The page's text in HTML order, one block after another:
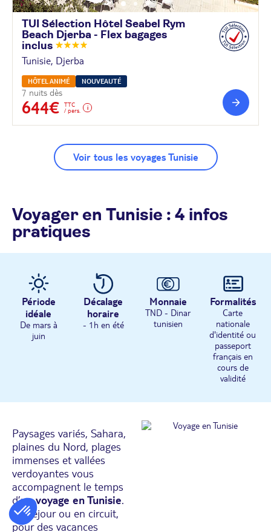
TUI Sélection Hôtel Seabel Rym
Beach Djerba - Flex bagages
inclus
Tunisie, Djerba
HÔTEL ANIMÉ NOUVEAUTÉ
7 nuits dès
644€
TTC
/ pers.
Voir tous les voyages Tunisie
Voyager en Tunisie : 4 infos
pratiques
Période
idéale
De mars à
juin
Décalage
horaire
- 1h en été
Monnaie
TND - Dinar
tunisien
Formalités
Carte
nationale
d'identité ou
passeport
français en
cours de
validité
Paysages variés, Sahara,
plaines du Nord, plages
immenses et vallées
verdoyantes vous
accompagnent le temps
d’unvoyage en Tunisie.
En séjour ou en circuit,
pour des vacances